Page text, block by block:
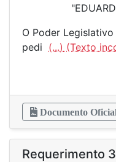
"EDUARDO
O Poder
pedi (...)
Documento
Requerimento